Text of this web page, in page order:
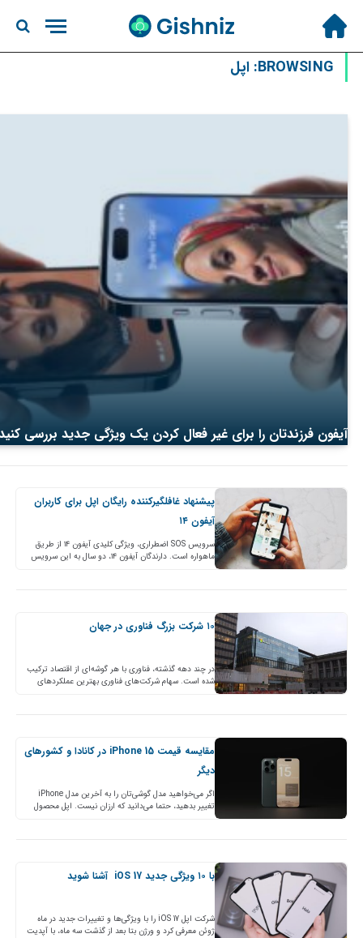
BROWSING: اپل
آیفون فرزندتان را برای غیر فعال کردن یک ویژگی جدید بررسی
پیشنهاد غافلگیرکننده رایگان اپل برای کاربران
آیفون ۱۴
سرویس SOS اضطراری، ویژگی کلیدی آیفون ۱۴ از طریق
ماهواره است. دارندگان آیفون ۱۴، دو سال به این سرویس
۱۰ شرکت بزرگ فناوری در جهان
در چند دهه گذشته، فناوری با هر گوشه‌ای از اقتصاد ترکیب
شده است. سهام شرکت‌های فناوری بهترین عملکردهای
مقایسه قیمت iPhone 15 در کانادا و کشورهای
دیگر
اگر می‌خواهید مدل گوشی‌تان را به آخرین مدل iPhone
تغییر بدهید، حتما می‌دانید که ارزان نیست. اپل محصول
با ۱۰ ویژگی جدید iOS 17 آشنا شوید
شرکت اپل iOS 17 را با ویژگی‌ها و تغییرات جدید در ماه
ژوئن معرفی کرد و ورژن بتا بعد از گذشت سه ماه، با آپدیت